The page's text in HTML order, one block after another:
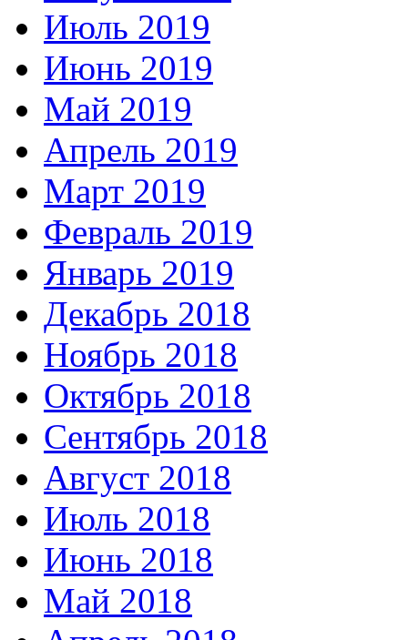
Июль 2019
Июнь 2019
Май 2019
Апрель 2019
Март 2019
Февраль 2019
Январь 2019
Декабрь 2018
Ноябрь 2018
Октябрь 2018
Сентябрь 2018
Август 2018
Июль 2018
Июнь 2018
Май 2018